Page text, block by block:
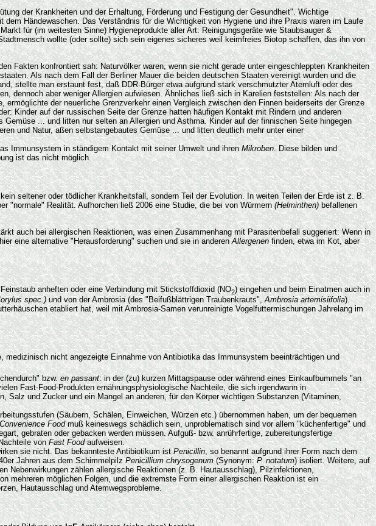
der Krankheiten und der Erhaltung, Förderung und Festigung der Gesundheit". Wichtige
Händewaschen. Das Verständnis für die Wichtigkeit von Hygiene und ihre Praxis waren im Laufe
für (im weitesten Sinne) Hygieneprodukte aller Art: Reinigungsgeräte wie Staubsauger &
wollte (oder sollte) sich sein eigenes sicheres weil keimfreies Biotop schaffen, das ihn von
Fakten konfrontiert sah: Naturvölker waren, wenn sie nicht gerade unter eingeschleppten Krankheiten
Als nach dem Fall der Berliner Mauer die beiden deutschen Staaten vereinigt wurden und die
stellte man erstaunt fest, daß DDR-Bürger etwa aufgrund stark verschmutzter Atemluft oder des
dennoch aber weniger Allergien aufwiesen. Ähnliches ließ sich in Karelien feststellen: Als nach der
der neuerliche Grenzverkehr einen Vergleich zwischen den Finnen beiderseits der Grenze
Kinder auf der russischen Seite der Grenze hatten häufigen Kontakt mit Rindern und anderen
... und litten nur selten an Allergien und Asthma. Kinder auf der finnischen Seite hingegen
und Natur, aßen selbstangebautes Gemüse ... und litten deutlich mehr unter einer
Immunsystem in ständigem Kontakt mit seiner Umwelt und ihrenMikroben. Diese bilden und
ist das nicht möglich.
seltener oder tödlicher Krankheitsfall, sondern Teil der Evolution. In weiten Teilen der Erde ist z. B.
"normale" Realität. Aufhorchen ließ 2006 eine Studie, die bei von Würmern(Helminthen) befallenen
auch bei allergischen Reaktionen, was einen Zusammenhang mit Parasitenbefall suggeriert: Wenn in
eine alternative "Herausforderung" suchen und sie in anderenAllergenenfinden, etwa im Kot, aber
anheften oder eine Verbindung mit Stickstoffdioxid (NO2) eingehen und beim Einatmen auch in
spec.)und von der Ambrosia (des "Beifußblättrigen Traubenkrauts",Ambrosia artemisiifolia).
etabliert hat, weil mit Ambrosia-Samen verunreinigte Vogelfuttermischungen Jahrelang im
nicht angezeigte Einnahme von Antibiotika das Immunsystem beeinträchtigen und
bzw.en passant: in der (zu) kurzen Mittagspause oder während eines Einkaufbummels "an
Fast-Food-Produkten ernährungsphysiologische Nachteile, die sich irgendwann in
und Zucker und ein Mangel an anderen, für den Körper wichtigen Substanzen (Vitaminen,
(Säubern, Schälen, Einweichen, Würzen etc.) übernommen haben, um der bequemen
Convenience Foodmuß keineswegs schädlich sein, unproblematisch sind vor allem "küchenfertige" und
gebraten oder gebacken werden müssen. Aufguß- bzw. anrührfertige, zubereitungsfertige
vonFast Foodaufweisen.
sie nicht. Das bekannteste Antibiotikum istPenicillin, so benannt aufgrund ihrer Form nach dem
Jahren aus dem SchimmelpilzPenicillium chrysogenum(Synonym:P. notatum) isoliert. Weitere, auf
Nebenwirkungen zählen allergische Reaktionen (z. B. Hautausschlag), Pilzinfektionen,
mehreren möglichen Folgen, und die extremste Form einer allergischen Reaktion ist ein
Hautausschlag und Atemwegsprobleme.